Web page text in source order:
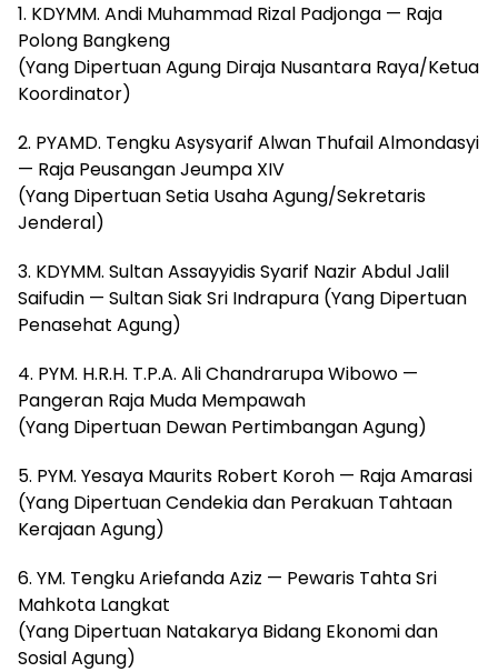
1. KDYMM. Andi Muhammad Rizal Padjonga — Raja
Polong Bangkeng
(Yang Dipertuan Agung Diraja Nusantara Raya/Ketua
Koordinator)
2. PYAMD. Tengku Asysyarif Alwan Thufail Almondasyi
— Raja Peusangan Jeumpa XIV
(Yang Dipertuan Setia Usaha Agung/Sekretaris
Jenderal)
3. KDYMM. Sultan Assayyidis Syarif Nazir Abdul Jalil
Saifudin — Sultan Siak Sri Indrapura (Yang Dipertuan
Penasehat Agung)
4. PYM. H.R.H. T.P.A. Ali Chandrarupa Wibowo —
Pangeran Raja Muda Mempawah
(Yang Dipertuan Dewan Pertimbangan Agung)
5. PYM. Yesaya Maurits Robert Koroh — Raja Amarasi
(Yang Dipertuan Cendekia dan Perakuan Tahtaan
Kerajaan Agung)
6. YM. Tengku Ariefanda Aziz — Pewaris Tahta Sri
Mahkota Langkat
(Yang Dipertuan Natakarya Bidang Ekonomi dan
Sosial Agung)